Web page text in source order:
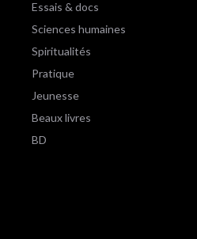
Essais & docs
Sciences humaines
Spiritualités
Pratique
Jeunesse
Beaux livres
BD